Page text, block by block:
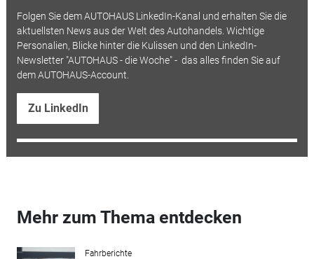
Folgen Sie dem AUTOHAUS LinkedIn-Kanal und erhalten Sie die
aktuellsten News aus der Welt des Autohandels. Wichtige
Personalien, Blicke hinter die Kulissen und den LinkedIn-
Newsletter "AUTOHAUS - die Woche" - das alles finden Sie auf
dem AUTOHAUS-Account.
Zu LinkedIn
Mehr zum Thema entdecken
Fahrberichte